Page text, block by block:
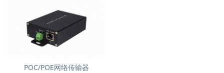
POC/POE网络传输器